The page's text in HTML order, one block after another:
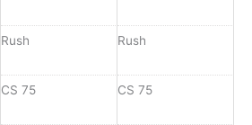
Rush Rush
CS 75 CS 75